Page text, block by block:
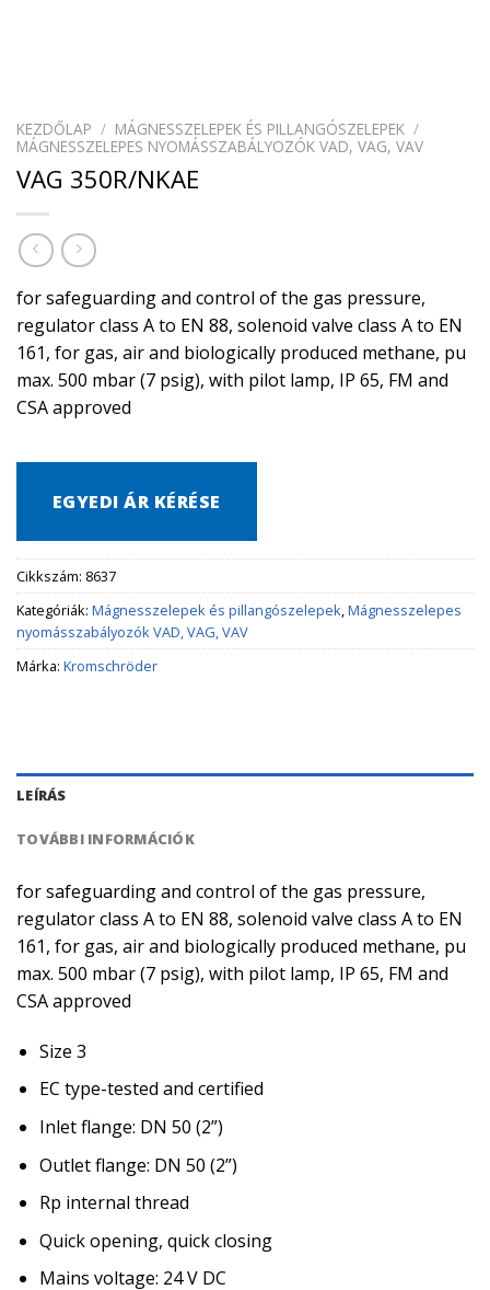
KEZDŐLAP / MÁGNESSZELEPEK ÉS PILLANGÓSZELEPEK /
MÁGNESSZELEPES NYOMÁSSZABÁLYOZÓK VAD, VAG, VAV
VAG 350R/NKAE
for safeguarding and control of the gas pressure,
regulator class A to EN 88, solenoid valve class A to EN
161, for gas, air and biologically produced methane, pu
max. 500 mbar (7 psig), with pilot lamp, IP 65, FM and
CSA approved
EGYEDI ÁR KÉRÉSE
Cikkszám: 8637
Kategóriák: Mágnesszelepek és pillangószelepek,Mágnesszelepes
nyomásszabályozók VAD, VAG, VAV
Márka: Kromschröder
LEÍRÁS
TOVÁBBI INFORMÁCIÓK
for safeguarding and control of the gas pressure,
regulator class A to EN 88, solenoid valve class A to EN
161, for gas, air and biologically produced methane, pu
max. 500 mbar (7 psig), with pilot lamp, IP 65, FM and
CSA approved
Size 3
EC type-tested and certified
Inlet flange: DN 50 (2”)
Outlet flange: DN 50 (2”)
Rp internal thread
Quick opening, quick closing
Mains voltage: 24 V DC